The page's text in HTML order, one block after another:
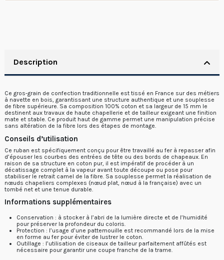
Description
Ce gros-grain de confection traditionnelle est tissé en France sur des métiers
à navette en bois, garantissant une structure authentique et une souplesse
de fibre supérieure. Sa composition 100% coton et sa largeur de 15 mm le
destinent aux travaux de haute chapellerie et de tailleur exigeant une finition
mate et stable. Ce produit haut de gamme permet une manipulation précise
sans altération de la fibre lors des étapes de montage.
Conseils d’utilisation
Ce ruban est spécifiquement conçu pour être travaillé au fer à repasser afin
d’épouser les courbes des entrées de tête ou des bords de chapeaux. En
raison de sa structure en coton pur, il est impératif de procéder à un
décatissage complet à la vapeur avant toute découpe ou pose pour
stabiliser le retrait camel de la fibre. Sa souplesse permet la réalisation de
nœuds chapeliers complexes (nœud plat, nœud à la française) avec un
tombé net et une tenue durable.
Informations supplémentaires
Conservation : à stocker à l’abri de la lumière directe et de l’humidité
pour préserver la profondeur du coloris.
Protection : l’usage d’une pattemouille est recommandé lors de la mise
en forme au fer pour éviter de lustrer le coton.
Outillage : l’utilisation de ciseaux de tailleur parfaitement affûtés est
nécessaire pour garantir une coupe franche de la trame.